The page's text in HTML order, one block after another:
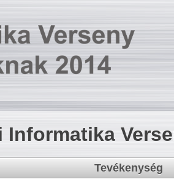
Informatika
Tevékenység